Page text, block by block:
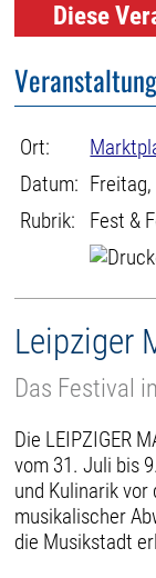
Diese
Ort:
Datum:
Rubrik:
Fest &
Leipziger
Das Festival
Die LEIPZIGER
vom 31. Juli bis
und Kulinarik
musikalischer
die Musikstadt